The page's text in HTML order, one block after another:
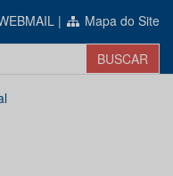
| Mapa do Site